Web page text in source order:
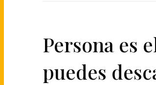
Persona es
puedes